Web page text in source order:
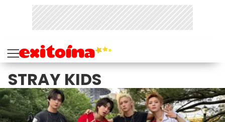
STRAY KIDS